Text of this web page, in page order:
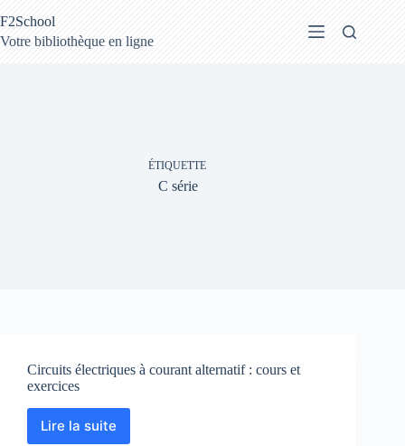
au
contenu
F2School
Votre bibliothèque en ligne
ÉTIQUETTE
C série
Circuits électriques à courant alternatif : cours et
exercices
Lire la suite
Circuits